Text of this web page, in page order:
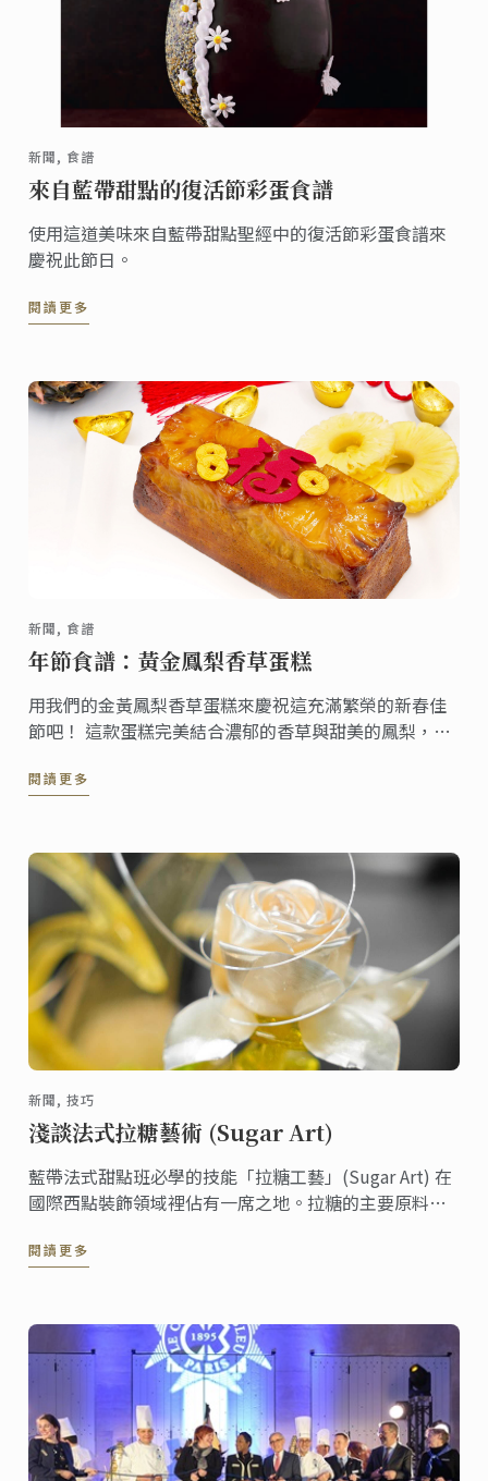
新聞, 食譜
來自藍帶甜點的復活節彩蛋食譜
使用這道美味來自藍帶甜點聖經中的復活節彩蛋食譜來
慶祝此節日。
閱讀更多
新聞, 食譜
年節食譜：黃金鳳梨香草蛋糕
用我們的金黃鳳梨香草蛋糕來慶祝這充滿繁榮的新春佳
節吧！ 這款蛋糕完美結合濃郁的香草與甜美的鳳梨，象
的家人一起分享這款美味蛋糕，品嚐帶來喜悅、甜蜜與
閱讀更多
新聞, 技巧
淺談法式拉糖藝術 (Sugar Art)
藍帶法式甜點班必學的技能「拉糖工藝」(Sugar Art) 在
國際西點裝飾領域裡佔有一席之地。拉糖的主要原料是
以利塑形，以反覆拉摺的方式讓糖團包入空氣，並產生
閱讀更多